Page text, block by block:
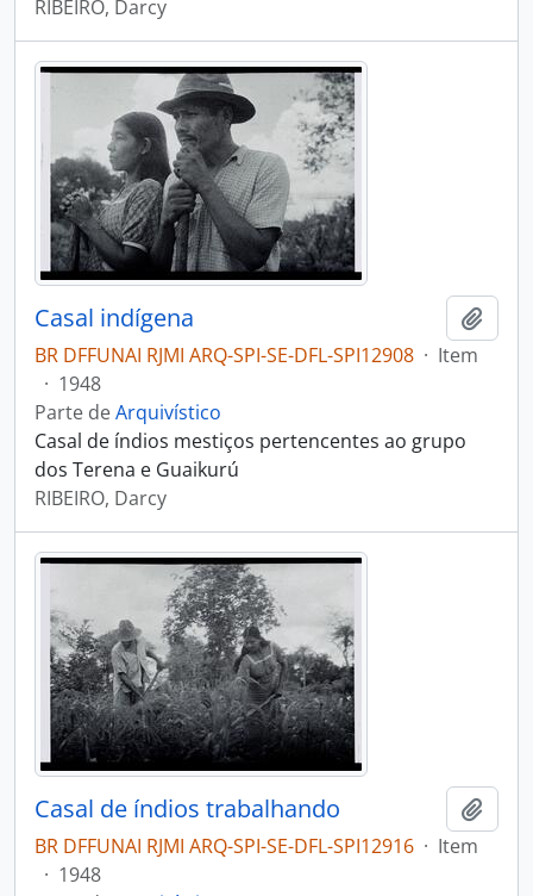
RIBEIRO, Darcy
Casal indígena
BR DFFUNAI RJMI ARQ-SPI-SE-DFL-SPI12908 · Item
· 1948
Parte deArquivístico
Casal de índios mestiços pertencentes ao grupo
dos Terena e Guaikurú
RIBEIRO, Darcy
Casal de índios trabalhando
BR DFFUNAI RJMI ARQ-SPI-SE-DFL-SPI12916 · Item
· 1948